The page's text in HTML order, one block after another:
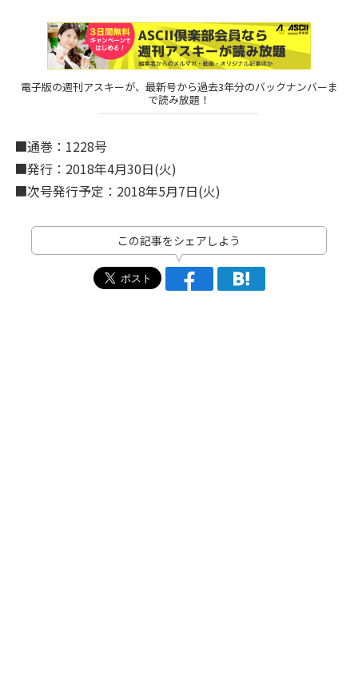
電子版の週刊アスキーが、最新号から過去3年分のバックナンバーま
で読み放題！
■通巻：1228号
■発行：2018年4月30日(火)
■次号発行予定：2018年5月7日(火)
この記事をシェアしよう